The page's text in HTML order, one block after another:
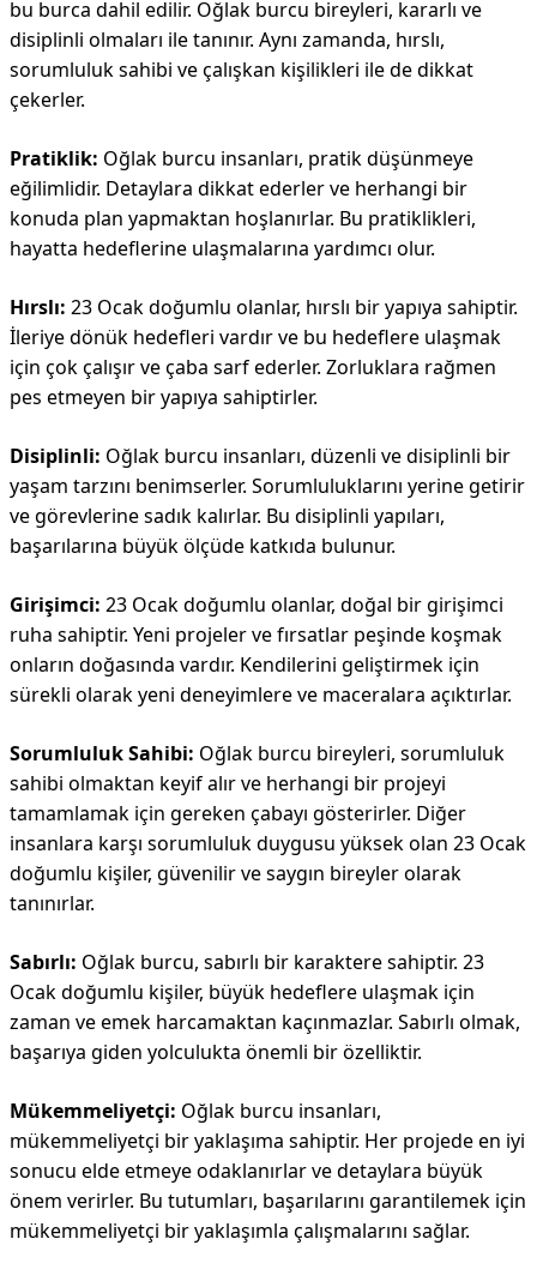
bu burca dahil edilir. Oğlak burcu bireyleri, kararlı ve
disiplinli olmaları ile tanınır. Aynı zamanda, hırslı,
sorumluluk sahibi ve çalışkan kişilikleri ile de dikkat
çekerler.
Pratiklik: Oğlak burcu insanları, pratik düşünmeye
eğilimlidir. Detaylara dikkat ederler ve herhangi bir
konuda plan yapmaktan hoşlanırlar. Bu pratiklikleri,
hayatta hedeflerine ulaşmalarına yardımcı olur.
Hırslı: 23 Ocak doğumlu olanlar, hırslı bir yapıya sahiptir.
İleriye dönük hedefleri vardır ve bu hedeflere ulaşmak
için çok çalışır ve çaba sarf ederler. Zorluklara rağmen
pes etmeyen bir yapıya sahiptirler.
Disiplinli: Oğlak burcu insanları, düzenli ve disiplinli bir
yaşam tarzını benimserler. Sorumluluklarını yerine getirir
ve görevlerine sadık kalırlar. Bu disiplinli yapıları,
başarılarına büyük ölçüde katkıda bulunur.
Girişimci: 23 Ocak doğumlu olanlar, doğal bir girişimci
ruha sahiptir. Yeni projeler ve fırsatlar peşinde koşmak
onların doğasında vardır. Kendilerini geliştirmek için
sürekli olarak yeni deneyimlere ve maceralara açıktırlar.
Sorumluluk Sahibi: Oğlak burcu bireyleri, sorumluluk
sahibi olmaktan keyif alır ve herhangi bir projeyi
tamamlamak için gereken çabayı gösterirler. Diğer
insanlara karşı sorumluluk duygusu yüksek olan 23 Ocak
doğumlu kişiler, güvenilir ve saygın bireyler olarak
tanınırlar.
Sabırlı: Oğlak burcu, sabırlı bir karaktere sahiptir. 23
Ocak doğumlu kişiler, büyük hedeflere ulaşmak için
zaman ve emek harcamaktan kaçınmazlar. Sabırlı olmak,
başarıya giden yolculukta önemli bir özelliktir.
Mükemmeliyetçi: Oğlak burcu insanları,
mükemmeliyetçi bir yaklaşıma sahiptir. Her projede en iyi
sonucu elde etmeye odaklanırlar ve detaylara büyük
önem verirler. Bu tutumları, başarılarını garantilemek için
mükemmeliyetçi bir yaklaşımla çalışmalarını sağlar.